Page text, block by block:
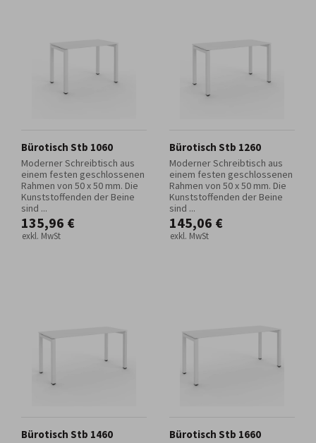
Bürotisch Stb 1060
Moderner Schreibtisch aus
einem festen geschlossenen
Rahmen von 50 x 50 mm. Die
Kunststoffenden der Beine
sind ...
135,96 €
exkl. MwSt
Bürotisch Stb 1260
Moderner Schreibtisch aus
einem festen geschlossenen
Rahmen von 50 x 50 mm. Die
Kunststoffenden der Beine
sind ...
145,06 €
exkl. MwSt
Bürotisch Stb 1460 Bürotisch Stb 1660